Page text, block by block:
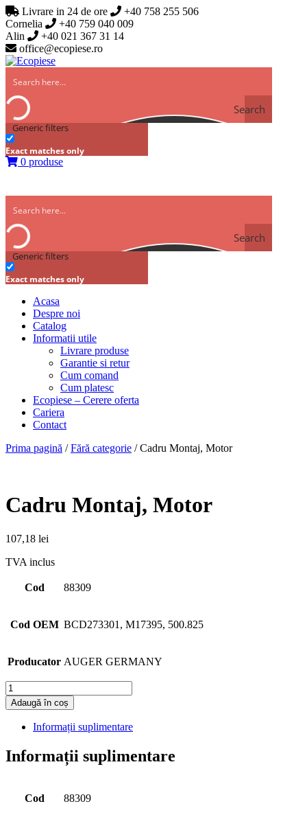
Livrare in 24 de ore
+40 758 255 506
Cornelia
+40 759 040 009
Alin
+40 021 367 31 14
office@ecopiese.ro
Search
Generic filters
Exact matches only
0 produse
Search
Generic filters
Exact matches only
Acasa
Despre noi
Catalog
Informatii utile
Livrare produse
Garantie si retur
Cum comand
Cum platesc
Ecopiese – Cerere oferta
Cariera
Contact
Prima pagină /Fără categorie / Cadru Montaj, Motor
Cadru Montaj, Motor
107,18 lei
TVA inclus
Cod 88309
Cod OEM BCD273301, M17395, 500.825
Producator AUGER GERMANY
Cantitate
Adaugă în coș
Informații suplimentare
Informații suplimentare
Cod 88309